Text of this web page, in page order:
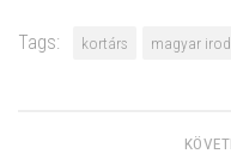
Tags: kortárs magyar